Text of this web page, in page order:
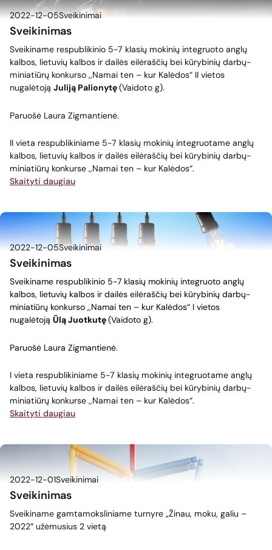
2022-12-05Sveikinimai
Sveikinimas
Sveikiname respublikinio 5-7 klasių mokinių integruoto anglų
kalbos, lietuvių kalbos ir dailės eilėraščių bei kūrybinių darbų-
miniatiūrų konkurso ,,Namai ten – kur Kalėdos“ II vietos
nugalėtoją Juliją Palionytę(Vaidoto g).
Paruošė Laura Zigmantienė.
II vieta respublikiniame 5-7 klasių mokinių integruotame anglų
kalbos, lietuvių kalbos ir dailės eilėraščių bei kūrybinių darbų-
miniatiūrų konkurse ,,Namai ten – kur Kalėdos“.
Skaityti daugiau
2022-12-05Sveikinimai
Sveikinimas
Sveikiname respublikinio 5-7 klasių mokinių integruoto anglų
kalbos, lietuvių kalbos ir dailės eilėraščių bei kūrybinių darbų-
miniatiūrų konkurso ,,Namai ten – kur Kalėdos“ I vietos
nugalėtoją Ūlą Juotkutę(Vaidoto g).
Paruošė Laura Zigmantienė.
I vieta respublikiniame 5-7 klasių mokinių integruotame anglų
kalbos, lietuvių kalbos ir dailės eilėraščių bei kūrybinių darbų-
miniatiūrų konkurse ,,Namai ten – kur Kalėdos“.
Skaityti daugiau
2022-12-01Sveikinimai
Sveikinimas
Sveikiname gamtamoksliniame turnyre „Žinau, moku, galiu –
2022″ užėmusius 2 vietą